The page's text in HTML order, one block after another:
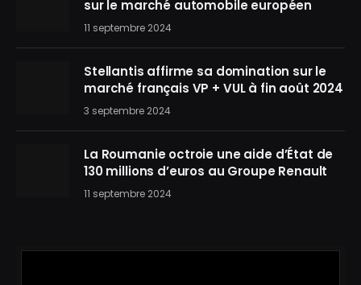
sur le marché automobile européen
11 septembre 2024
Stellantis affirme sa domination sur le
marché français VP + VUL à fin août 2024
3 septembre 2024
La Roumanie octroie une aide d’État de
130 millions d’euros au Groupe Renault
11 septembre 2024